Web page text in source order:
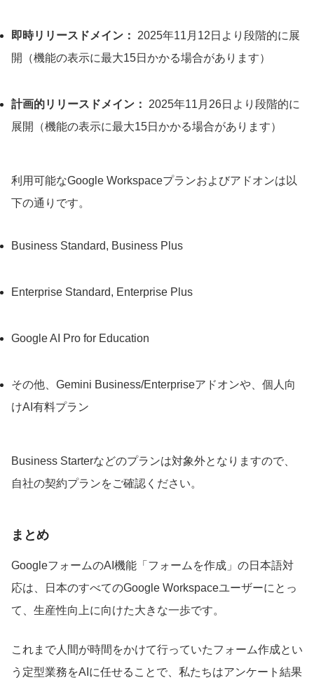
即時リリースドメイン：
2025年11月12日より段階的に展
開（機能の表示に最大15日かかる場合があります）
計画的リリースドメイン：
2025年11月26日より段階的に
展開（機能の表示に最大15日かかる場合があります）
利用可能なGoogle Workspaceプランおよびアドオンは以
下の通りです。
Business Standard, Business Plus
Enterprise Standard, Enterprise Plus
Google AI Pro for Education
その他、Gemini Business/Enterpriseアドオンや、個人向
けAI有料プラン
Business Starterなどのプランは対象外となりますので、
自社の契約プランをご確認ください。
まとめ
GoogleフォームのAI機能「フォームを作成」の日本語対
応は、日本のすべてのGoogle Workspaceユーザーにとっ
て、生産性向上に向けた大きな一歩です。
これまで人間が時間をかけて行っていたフォーム作成とい
う定型業務をAIに任せることで、私たちはアンケート結果